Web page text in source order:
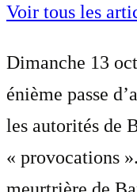
Voir tous les
Dimanche 13
énième passe
les autorités de
« provocations